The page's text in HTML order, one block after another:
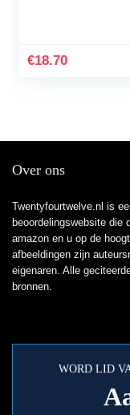
€18.70
Over ons
Twentyfourtwelve.nl is
beoordelingswebsite die
amazon en u op de
afbeeldingen zijn
eigenaren. Alle
bronnen.
WORD LID